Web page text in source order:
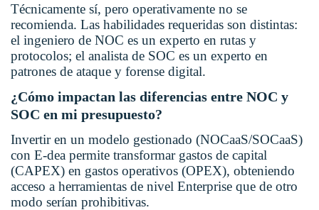
Técnicamente sí, pero operativamente no se
recomienda. Las habilidades requeridas son distintas:
el ingeniero de NOC es un experto en rutas y
protocolos; el analista de SOC es un experto en
patrones de ataque y forense digital.
¿Cómo impactan las diferencias entre NOC y
SOC en mi presupuesto?
Invertir en un modelo gestionado (NOCaaS/SOCaaS)
con E-dea permite transformar gastos de capital
(CAPEX) en gastos operativos (OPEX), obteniendo
acceso a herramientas de nivel Enterprise que de otro
modo serían prohibitivas.